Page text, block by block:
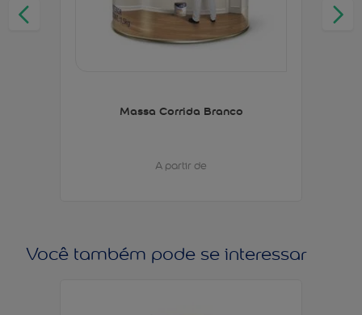
Massa Corrida Branco
A partir de
Você também pode se interessar